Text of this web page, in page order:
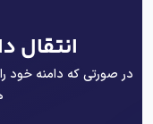
انتقال
در صورتی که دامنه خود